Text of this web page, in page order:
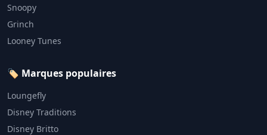
Snoopy
Grinch
Looney Tunes
🏷️ Marques populaires
Loungefly
Disney Traditions
Disney Britto